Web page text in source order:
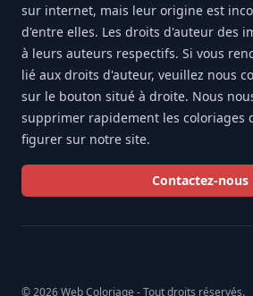
sur internet, mais leur origine est
d'entre elles. Les droits d'auteur des
à leurs auteurs respectifs. Si vous
lié aux droits d'auteur, veuillez nous
sur le bouton situé à droite. Nous
supprimer rapidement les coloriages
figurer sur notre site.
Contactez-nous
© 2026 Web Coloriage - Tout droits réservés.